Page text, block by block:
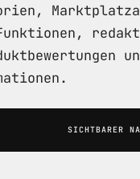
SICHTBARER